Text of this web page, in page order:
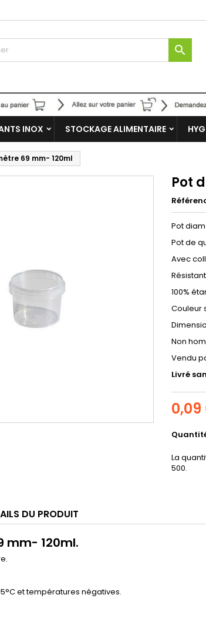

INOX STOCKAGE ALIMENTAIRE
69 mm- 120ml
Pot
Pot
Pot de
Avec
100%
Couleur
Non
Vendu
Livré
La
500.
DU PRODUIT
mm- 120ml.
et températures négatives.